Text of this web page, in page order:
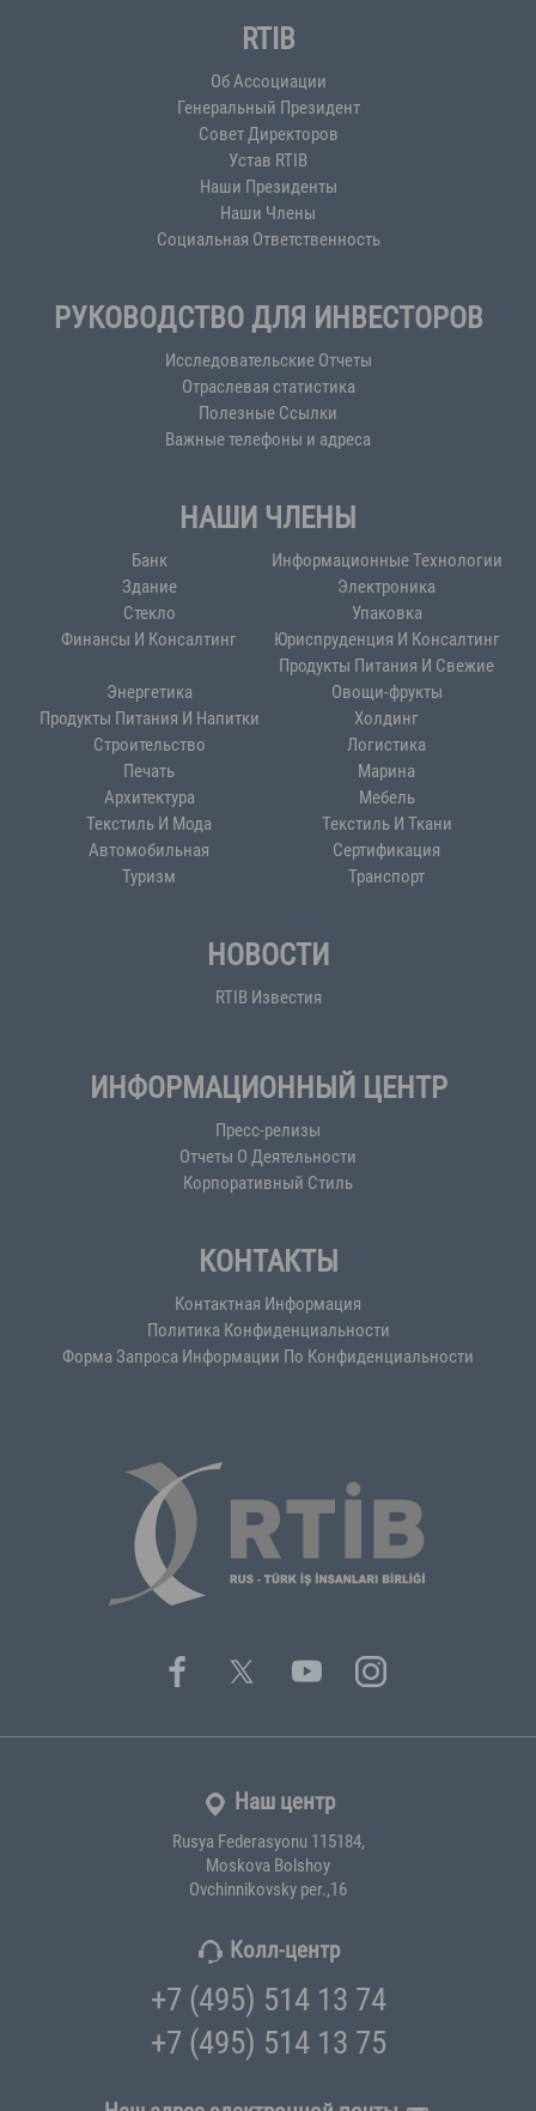
RTIB
Об Ассоциации
Генеральный Президент
Совет Директоров
Устав RTIB
Наши Президенты
Наши Члены
Социальная Ответственность
РУКОВОДСТВО ДЛЯ ИНВЕСТОРОВ
Исследовательские Отчеты
Отраслевая статистика
Полезные Ссылки
Важные телефоны и адреса
НАШИ ЧЛЕНЫ
Банк
Информационные Технологии
Здание
Электроника
Стекло
Упаковка
Финансы И Консалтинг
Юриспруденция И Консалтинг
Энергетика
Продукты Питания И Свежие
Овощи-фрукты
Продукты Питания И Напитки
Холдинг
Строительство
Логистика
Печать
Марина
Архитектура
Мебель
Текстиль И Мода
Текстиль И Ткани
Автомобильная
Сертификация
Туризм
Транспорт
НОВОСТИ
RTIB Известия
ИНФОРМАЦИОННЫЙ ЦЕНТР
Пресс-релизы
Отчеты О Деятельности
Корпоративный Стиль
КОНТАКТЫ
Контактная Информация
Политика Конфиденциальности
Форма Запроса Информации По Конфиденциальности
Наш центр
Rusya Federasyonu 115184,
Moskova Bolshoy
Ovchinnikovsky per.,16
Колл-центр
+7 (495) 514 13 74
+7 (495) 514 13 75